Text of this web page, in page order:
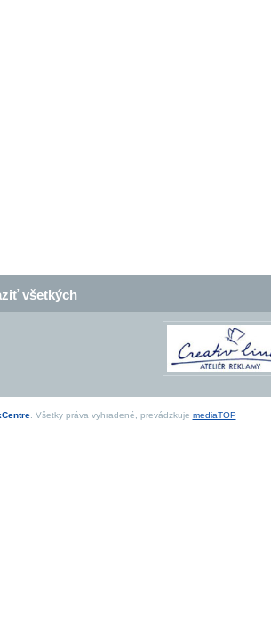
všetkých
. Všetky práva vyhradené, prevádzkuje mediaTOP